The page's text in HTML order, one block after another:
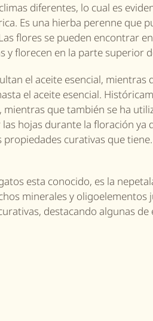
diferentes, lo cual es
Es una hierba perenne que
flores se pueden encontrar
y florecen en la parte superior
el aceite esencial, mientras
el aceite esencial.
mientras que también se ha
hojas durante la floración
propiedades curativas que tiene
esta conocido, es la
minerales y
destacando algunas